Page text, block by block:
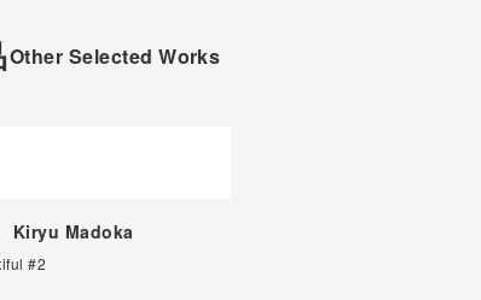
Other Selected Works
Kiryu Madoka
#2